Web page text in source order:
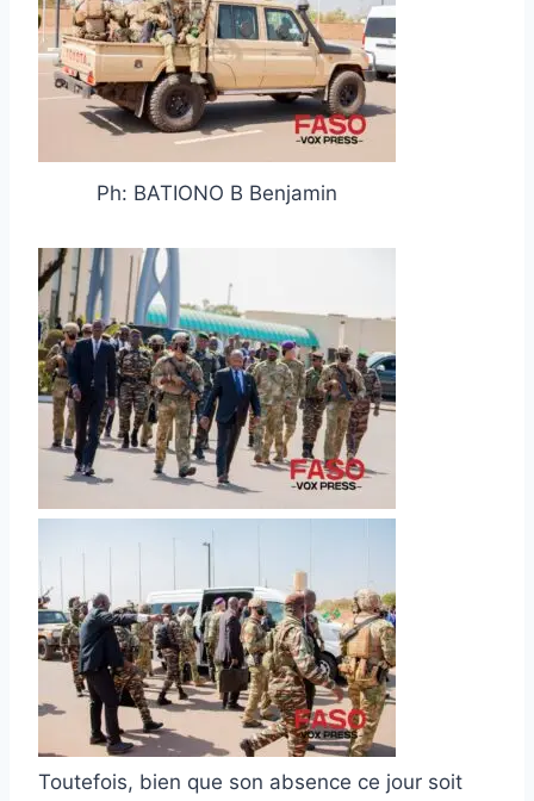
Ph: BATIONO B Benjamin
Toutefois, bien que son absence ce jour soit